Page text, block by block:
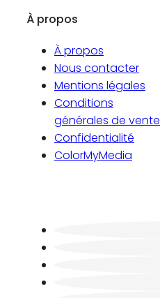
À propos
À propos
Nous contacter
Mentions légales
Conditions
générales de vente
Confidentialité
ColorMyMedia